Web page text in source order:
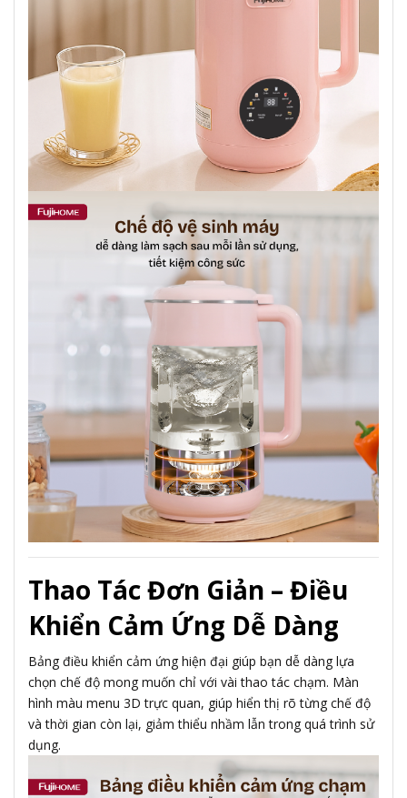
Thao Tác Đơn Giản – Điều
Khiển Cảm Ứng Dễ Dàng
Bảng điều khiển cảm ứng hiện đại giúp bạn dễ dàng lựa
chọn chế độ mong muốn chỉ với vài thao tác chạm. Màn
hình màu menu 3D trực quan, giúp hiển thị rõ từng chế độ
và thời gian còn lại, giảm thiểu nhầm lẫn trong quá trình sử
dụng.